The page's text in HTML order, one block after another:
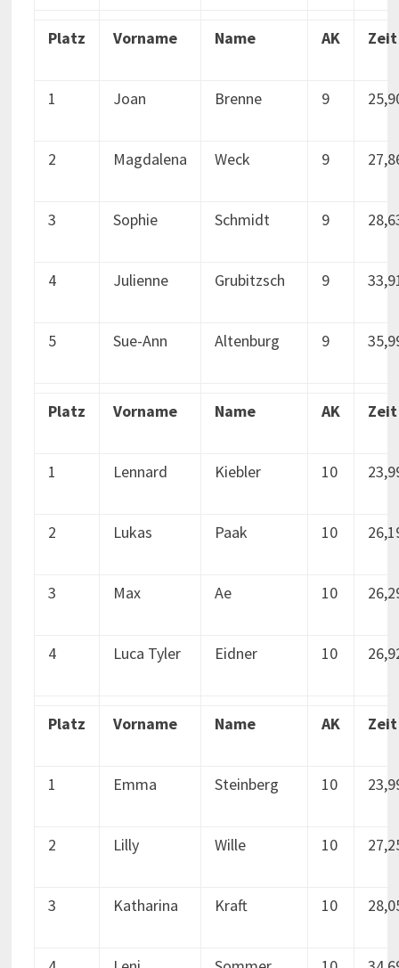
Platz Vorname Name AK Zeit
1 Joan Brenne 9
2 Magdalena Weck 9
3 Sophie Schmidt 9
4 Julienne Grubitzsch 9
5 Sue-Ann Altenburg 9
Platz Vorname Name AK Zeit
1 Lennard Kiebler 10
2 Lukas Paak 10
3 Max Ae 10
4 Luca Tyler Eidner 10
Platz Vorname Name AK Zeit
1 Emma Steinberg 10
2 Lilly Wille 10
3 Katharina Kraft 10